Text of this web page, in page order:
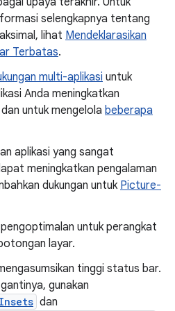
selengkapnya tentang
lihat Mendeklarasikan
Terbatas.
multi-aplikasi untuk
Anda meningkatkan
untuk mengelola beberapa
aplikasi yang sangat
meningkatkan pengalaman
dukungan untuk Picture-
pengoptimalan untuk perangkat
layar.
tinggi status bar.
gunakan
dan